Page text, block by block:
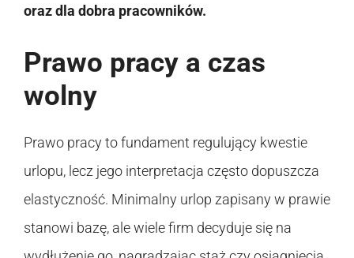
oraz dla dobra pracowników.
Prawo pracy a czas
wolny
Prawo pracy to fundament regulujący kwestie
urlopu, lecz jego interpretacja często dopuszcza
elastyczność. Minimalny urlop zapisany w prawie
stanowi bazę, ale wiele firm decyduje się na